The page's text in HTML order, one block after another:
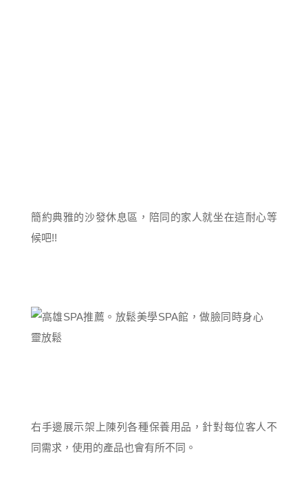
簡約典雅的沙發休息區，陪同的家人就坐在這耐心等
候吧!!
右手邊展示架上陳列各種保養用品，針對每位客人不
同需求，使用的產品也會有所不同。